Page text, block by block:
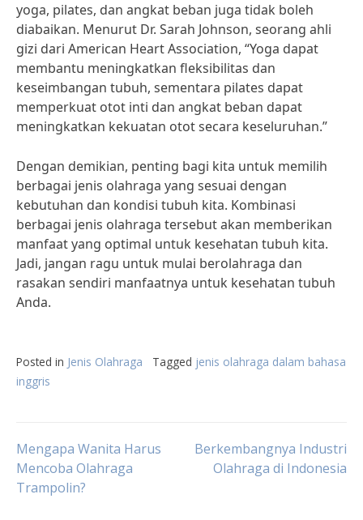
yoga, pilates, dan angkat beban juga tidak boleh
diabaikan. Menurut Dr. Sarah Johnson, seorang ahli
gizi dari American Heart Association, “Yoga dapat
membantu meningkatkan fleksibilitas dan
keseimbangan tubuh, sementara pilates dapat
memperkuat otot inti dan angkat beban dapat
meningkatkan kekuatan otot secara keseluruhan.”
Dengan demikian, penting bagi kita untuk memilih
berbagai jenis olahraga yang sesuai dengan
kebutuhan dan kondisi tubuh kita. Kombinasi
berbagai jenis olahraga tersebut akan memberikan
manfaat yang optimal untuk kesehatan tubuh kita.
Jadi, jangan ragu untuk mulai berolahraga dan
rasakan sendiri manfaatnya untuk kesehatan tubuh
Anda.
Posted in Jenis Olahraga Tagged jenis olahraga dalam bahasa
inggris
Post
navigation
Mengapa Wanita Harus
Mencoba Olahraga
Trampolin?
Berkembangnya Industri
Olahraga di Indonesia